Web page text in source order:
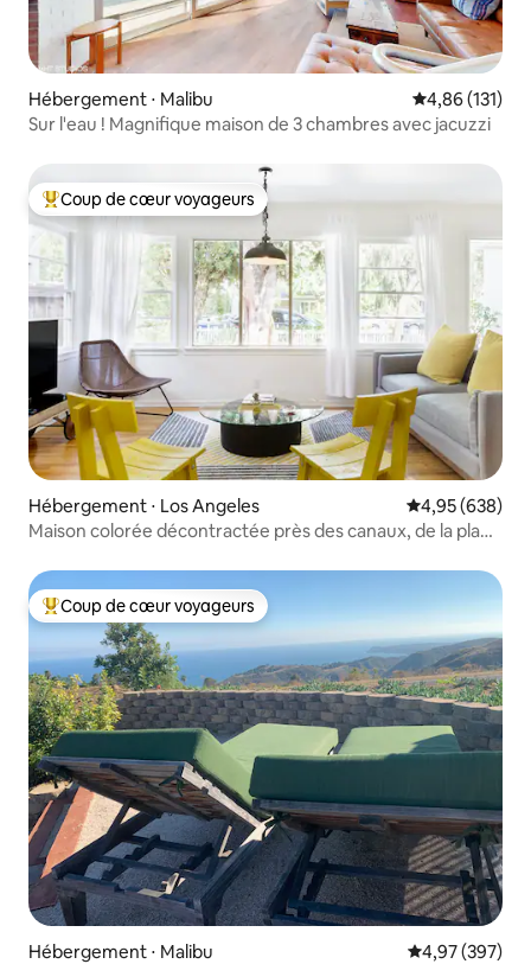
Hébergement ⋅ Malibu Évaluation
4,86 (131)
Sur l'eau ! Magnifique maison de 3 chambres avec jacuzzi
Coups de cœur voyageurs les plus appréciés
Coup de cœur voyageurs
Hébergement ⋅ Los Angeles Évaluation
4,95 (638)
Maison colorée décontractée près des canaux, de la plage
Coups de cœur voyageurs les plus appréciés
Coup de cœur voyageurs
Hébergement ⋅ Malibu Évaluation
4,97 (397)